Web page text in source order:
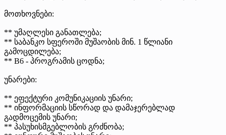
მოთხოვნები:
** უმაღლესი განათლება;
** საბანკო სფეროში მუშაობის მინ. 1 წლიანი
გამოცდილება;
** B6 - პროგრამის ცოდნა;
უნარები:
** ეფექტური კომუნიკაციის უნარი;
** ინფორმაციის სწორად და დამაჯერებლად
გადმოცემის უნარი;
** პასუხისმგებლობის გრძნობა;